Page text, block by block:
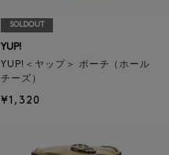
SOLDOUT
YUP!
YUP!＜ヤップ＞ ポーチ（ホール
チーズ）
¥1,320